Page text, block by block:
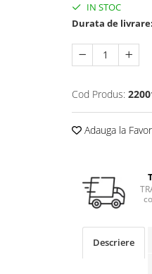
IN STOC
Durata de livrare:
Cod Produs:
Adauga la
Descriere